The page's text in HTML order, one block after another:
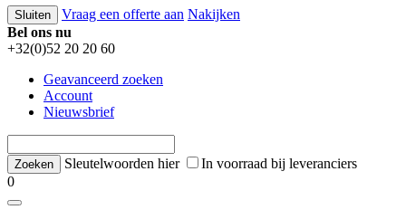
Sluiten Vraag een offerte aan Nakijken
Bel ons nu
+32(0)52 20 20 60
Geavanceerd zoeken
Account
Nieuwsbrief
Sleutelwoorden hier
In voorraad bij leveranciers
0